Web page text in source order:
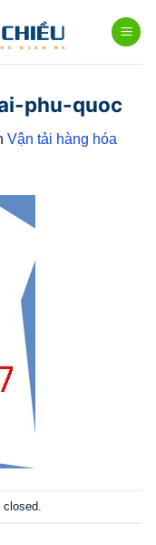
phu-quoc
Vận tải hàng hóa